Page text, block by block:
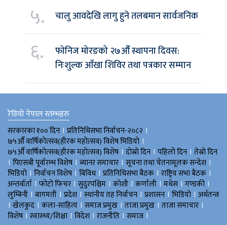
५. चालु आवदेखि लागु हुने तलबमान सार्वजनिक
६.
फोनिज मोरङको २७औँ स्थापना दिवस:
निःशुल्क आँखा शिविर तथा पत्रकार सम्मान
रेडियो नेपाल स्तम्भहरु
सरकारका १०० दिन । प्रतिनिधिसभा निर्वाचन-२०८२ ।
७५औँ वार्षिकोत्सव(हीरक महोत्सव) विशेष भिडियाे ।
७५औँ वार्षिकोत्सव(हीरक महोत्सव) विशेष । दोस्रो दिन । पहिलो दिन । तेस्रो दिन
। पिएसबी पूर्वारम्भ विशेष । ब्यानर समाचार । सूचना तथा चेतनामूलक सन्देश ।
भिडियाे । निर्वाचन विशेष । बिविध। प्रतिनिधिसभा बैठक । राष्ट्रिय सभा बैठक ।
अन्तर्वार्ता । फोटो फिचर । सुदुरपश्चिम । काेशी । कर्णाली । मधेस । गण्डकी ।
लुम्बिनी । बागमती । प्रदेश । स्थानीय तह निर्वाचन । प्रशासन । भिडियो । अर्थतन्त्र
। खेलकुद । कला-साहित्य । समाज प्रमुख । ताजा प्रमुख । ताजा समाचार ।
विशेष । स्वास्थ्य/शिक्षा । विदेश । राजनीति । समाज ।